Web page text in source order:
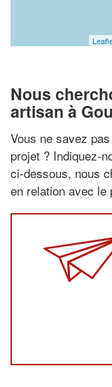
Nous
artisan à
Vous ne savez
projet ? Indiquez-
ci-dessous, nous
en relation avec le